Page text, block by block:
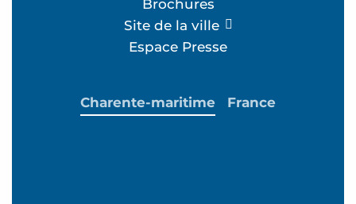
Brochures
Site de la ville
Espace Presse
Charente-maritime France